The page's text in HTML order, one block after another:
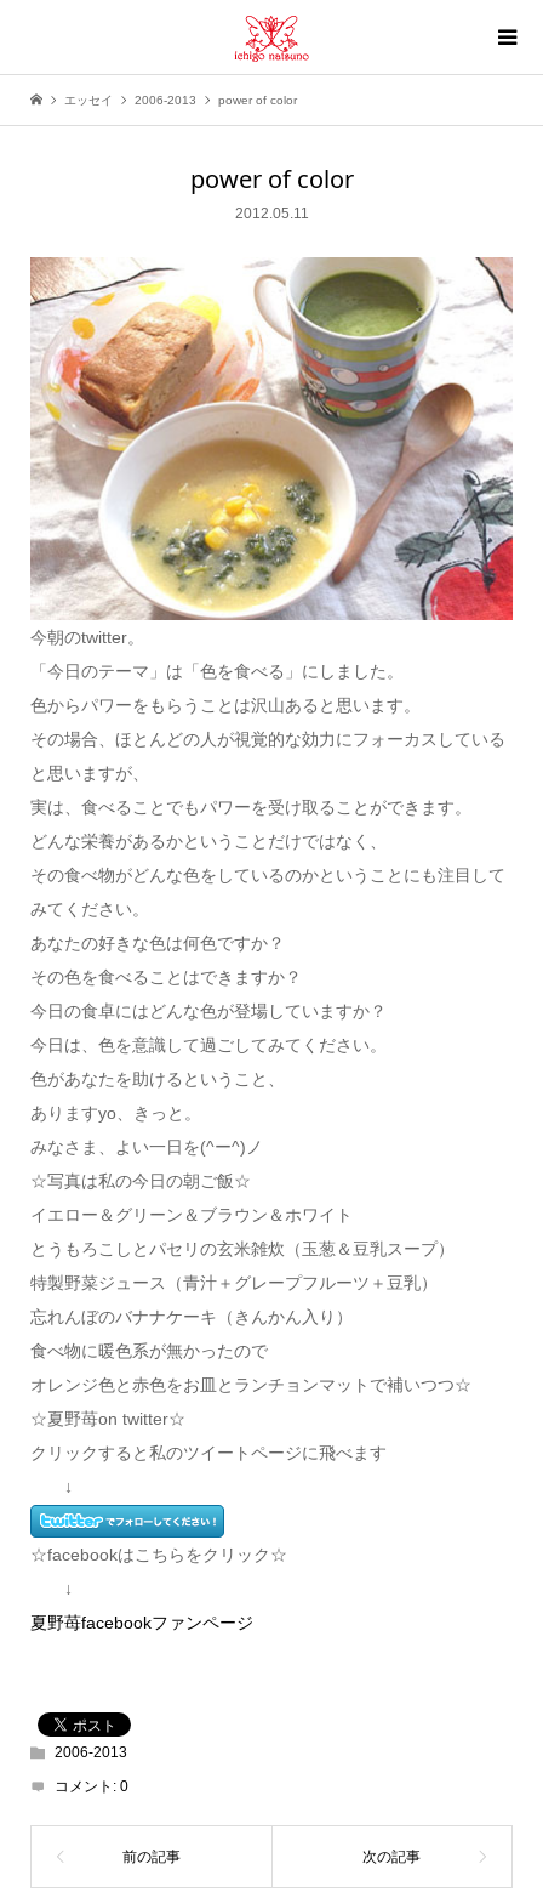
エッセイ 2006-2013 power of color
power of color
2012.05.11
今朝のtwitter。
「今日のテーマ」は「色を食べる」にしました。
色からパワーをもらうことは沢山あると思います。
その場合、ほとんどの人が視覚的な効力にフォーカスしている
と思いますが、
実は、食べることでもパワーを受け取ることができます。
どんな栄養があるかということだけではなく、
その食べ物がどんな色をしているのかということにも注目して
みてください。
あなたの好きな色は何色ですか？
その色を食べることはできますか？
今日の食卓にはどんな色が登場していますか？
今日は、色を意識して過ごしてみてください。
色があなたを助けるということ、
ありますyo、きっと。
みなさま、よい一日を(^ー^)ノ
☆写真は私の今日の朝ご飯☆
イエロー＆グリーン＆ブラウン＆ホワイト
とうもろこしとパセリの玄米雑炊（玉葱＆豆乳スープ）
特製野菜ジュース（青汁＋グレープフルーツ＋豆乳）
忘れんぼのバナナケーキ（きんかん入り）
食べ物に暖色系が無かったので
オレンジ色と赤色をお皿とランチョンマットで補いつつ☆
☆夏野苺on twitter☆
クリックすると私のツイートページに飛べます
↓
☆facebookはこちらをクリック☆
↓
夏野苺facebookファンページ
2006-2013
コメント: 0